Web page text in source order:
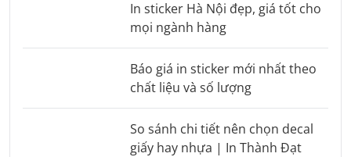
In sticker Hà Nội đẹp, giá tốt cho
mọi ngành hàng
Báo giá in sticker mới nhất theo
chất liệu và số lượng
So sánh chi tiết nên chọn decal
giấy hay nhựa | In Thành Đạt